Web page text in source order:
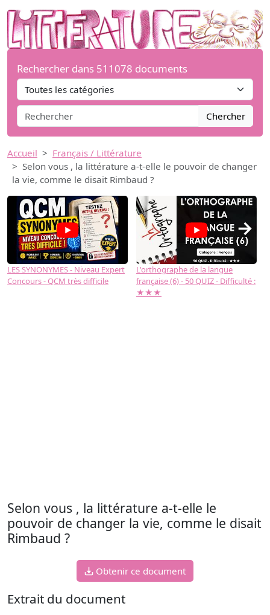
Rechercher dans 511078 documents
Chercher
Accueil
Français / Littérature
Selon vous , la littérature a-t-elle le pouvoir de changer
la vie, comme le disait Rimbaud ?
LES SYNONYMES - Niveau Expert
Concours - QCM très difficile
L'orthographe de la langue
française (6) - 50 QUIZ - Difficulté :
★★★
→
Selon vous , la littérature a-t-elle le
pouvoir de changer la vie, comme le disait
Rimbaud ?
Obtenir ce document
Extrait du document